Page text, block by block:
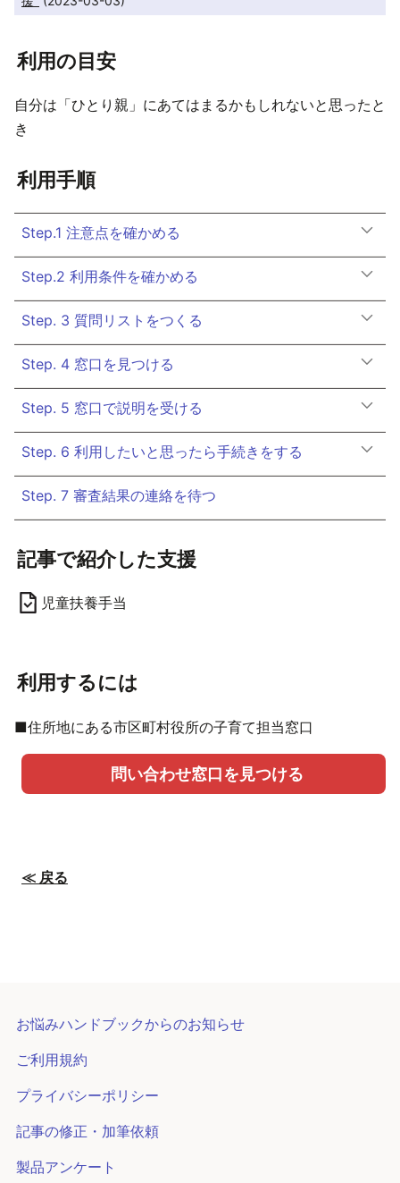
利用の目安
自分は「ひとり親」にあてはまるかもしれないと思ったと
き
利用手順
Step.1 注意点を確かめる
Step.2 利用条件を確かめる
Step. 3 質問リストをつくる
Step. 4 窓口を見つける
Step. 5 窓口で説明を受ける
Step. 6 利用したいと思ったら手続きをする
Step. 7 審査結果の連絡を待つ
記事で紹介した支援
児童扶養手当
利用するには
■住所地にある市区町村役所の子育て担当窓口
問い合わせ窓口を見つける
≪ 戻る
お悩みハンドブックからのお知らせ
ご利用規約
プライバシーポリシー
記事の修正・加筆依頼
製品アンケート